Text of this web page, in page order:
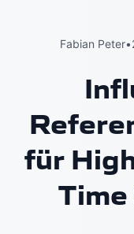
Fabian Peter•
für